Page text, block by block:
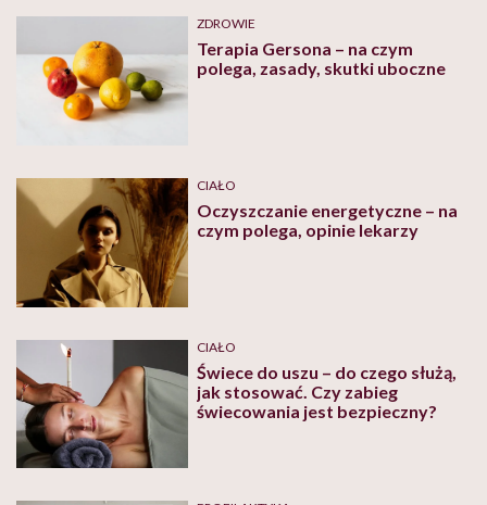
ZDROWIE
Terapia Gersona – na czym
polega, zasady, skutki uboczne
CIAŁO
Oczyszczanie energetyczne – na
czym polega, opinie lekarzy
CIAŁO
Świece do uszu – do czego służą,
jak stosować. Czy zabieg
świecowania jest bezpieczny?